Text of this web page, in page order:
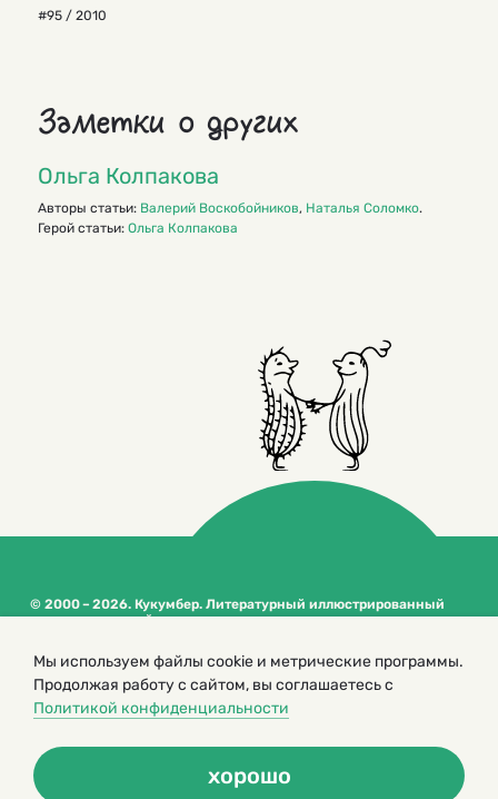
#95 / 2010
Заметки о других
Ольга Колпакова
Авторы статьи: Валерий Воскобойников, Наталья Соломко.
Герой статьи: Ольга Колпакова
© 2000 – 2026. Кукумбер. Литературный иллюстрированный
журнал для детей
сайта
Политика конфиденциальности
Мы используем файлы cookie и метрические программы.
Продолжая работу с сайтом, вы соглашаетесь с
Политикой конфиденциальности
хорошо